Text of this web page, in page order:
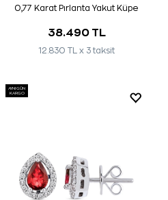
0,77 Karat Pırlanta Yakut Küpe
38.490 TL
12.830 TL x 3 taksit
AYNI GÜN
KARGO